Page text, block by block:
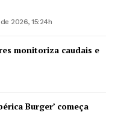
agora!
2026, 15:24h
monitoriza caudais e
Burger’ começa